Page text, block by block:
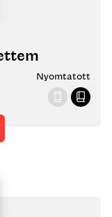
Nyomtatott